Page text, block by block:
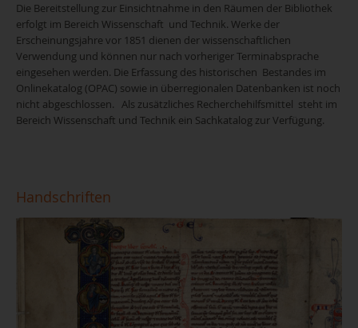
Die Bereitstellung zur Einsichtnahme in den Räumen der Bibliothek
erfolgt im Bereich Wissenschaft und Technik. Werke der
Erscheinungsjahre vor 1851 dienen der wissenschaftlichen
Verwendung und können nur nach vorheriger Terminabsprache
eingesehen werden. Die Erfassung des historischen Bestandes im
Onlinekatalog (OPAC) sowie in überregionalen Datenbanken ist noch
nicht abgeschlossen. Als zusätzliches Recherchehilfsmittel steht im
Bereich Wissenschaft und Technik ein Sachkatalog zur Verfügung.
Handschriften